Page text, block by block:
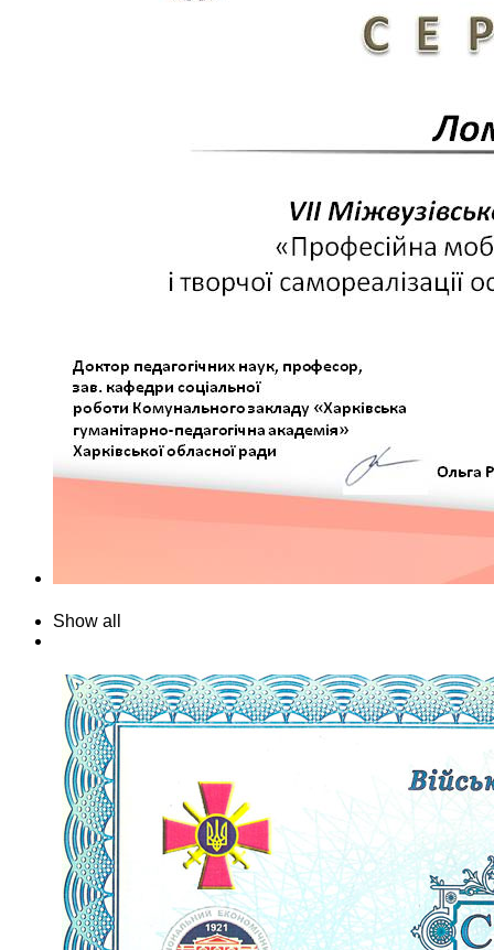
Show all